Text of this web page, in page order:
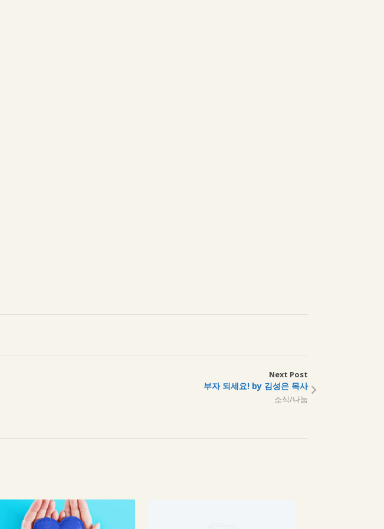
Next Post
부자 되세요! by 김성은 목사
소식/나눔